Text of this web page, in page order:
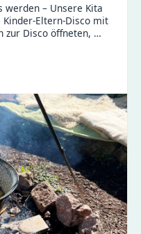
werden – Unsere Kita
Eltern-Disco mit
zur Disco öffneten, …